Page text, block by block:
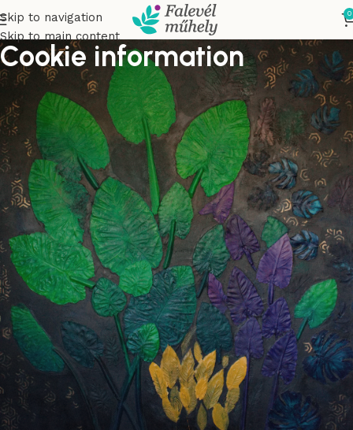
Skip to navigation
Skip to main content
0
Cookie information